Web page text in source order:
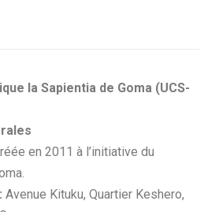
la Sapientia de Goma (UCS-
en 2011 à l’initiative du
Avenue Kituku, Quartier Keshero,